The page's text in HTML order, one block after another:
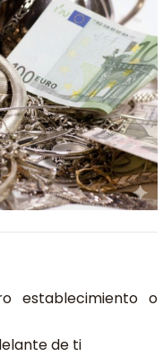
establecimiento o
de ti